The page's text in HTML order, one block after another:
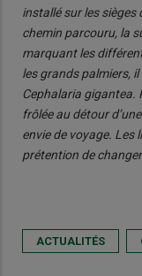
installé sur les sièges
chemin parcouru, la
marquant les
les grands palmiers,
Cephalaria gigantea.
frôlée au détour
envie de voyage. Les
prétention de
ACTUALITÉS